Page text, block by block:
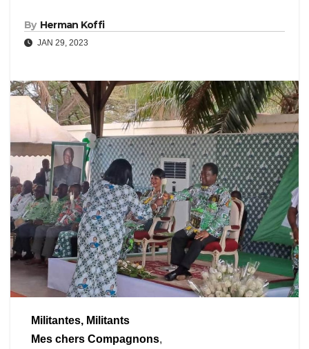
By Herman Koffi
JAN 29, 2023
Militantes, Militants
Mes chers Compagnons,